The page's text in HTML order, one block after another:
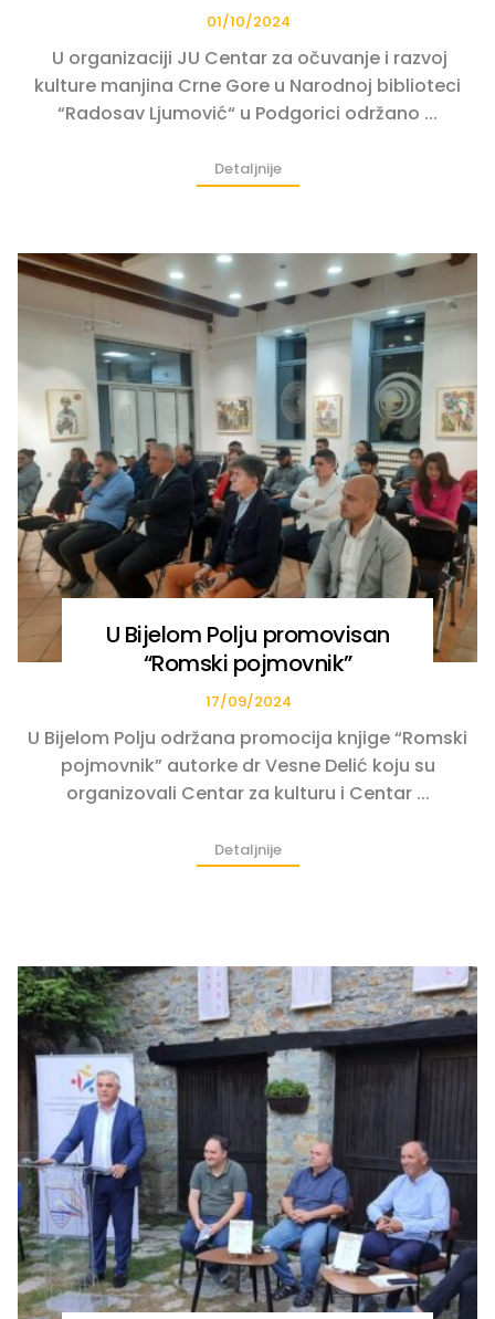
01/10/2024
U organizaciji JU Centar za očuvanje i razvoj
kulture manjina Crne Gore u Narodnoj biblioteci
“Radosav Ljumović“ u Podgorici održano ...
Detaljnije
U Bijelom Polju promovisan
“Romski pojmovnik”
17/09/2024
U Bijelom Polju održana promocija knjige “Romski
pojmovnik” autorke dr Vesne Delić koju su
organizovali Centar za kulturu i Centar ...
Detaljnije